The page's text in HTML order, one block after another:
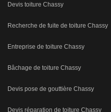
Devis toiture Chassy
Recherche de fuite de toiture Chassy
Entreprise de toiture Chassy
Bâchage de toiture Chassy
Devis pose de gouttière Chassy
Devis réparation de toiture Chassy